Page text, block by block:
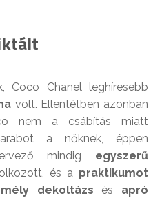
Coco Chanel leghíresebb
volt. Ellentétben azonban
nem a csábítás miatt
a nőknek, éppen
mindig egyszerű
és a praktikumot
mély dekoltázs és apró